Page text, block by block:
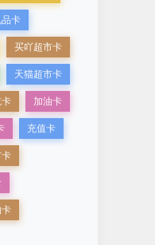
卡
买吖超市卡
天猫超市卡
加油卡
充值卡
卡